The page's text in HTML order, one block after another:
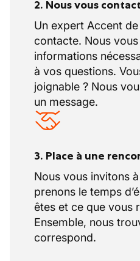
2. Nous vous
Un expert Accent
contacte. Nous
informations
à vos questions.
joignable ? Nous
un message.
3. Place à une
Nous vous invitons
prenons le temps
êtes et ce que vous
Ensemble, nous
correspond.